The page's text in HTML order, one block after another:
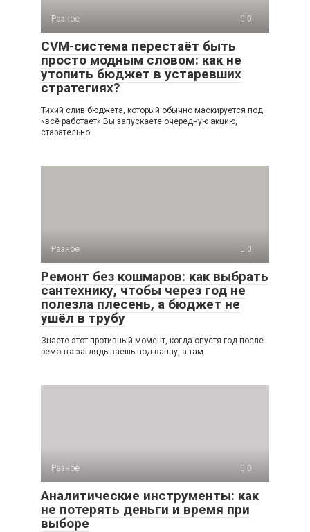
Разное 0
CVM-система перестаёт быть
просто модным словом: как не
утопить бюджет в устаревших
стратегиях?
Тихий слив бюджета, который обычно маскируется под
«всё работает» Вы запускаете очередную акцию,
старательно
Разное 0
Ремонт без кошмаров: как выбрать
сантехнику, чтобы через год не
полезла плесень, а бюджет не
ушёл в трубу
Знаете этот противный момент, когда спустя год после
ремонта заглядываешь под ванну, а там
Разное 0
Аналитические инструменты: как
не потерять деньги и время при
выборе